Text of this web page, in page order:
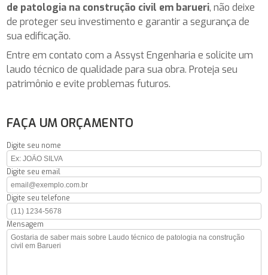
de patologia na construção civil em barueri, não deixe
de proteger seu investimento e garantir a segurança de
sua edificação.
Entre em contato com a Assyst Engenharia e solicite um
laudo técnico de qualidade para sua obra. Proteja seu
patrimônio e evite problemas futuros.
FAÇA UM ORÇAMENTO
Digite seu nome
Digite seu email
Digite seu telefone
Mensagem